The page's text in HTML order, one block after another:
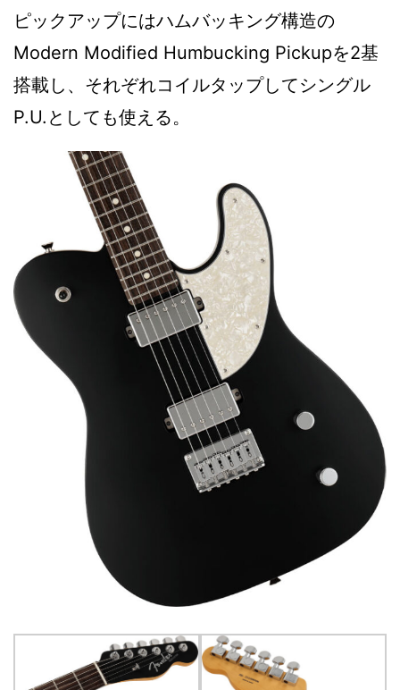
ピックアップにはハムバッキング構造の
Modern Modified Humbucking Pickupを2基
搭載し、それぞれコイルタップしてシングル
P.U.としても使える。